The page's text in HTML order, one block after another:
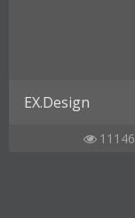
EX.Design
11146